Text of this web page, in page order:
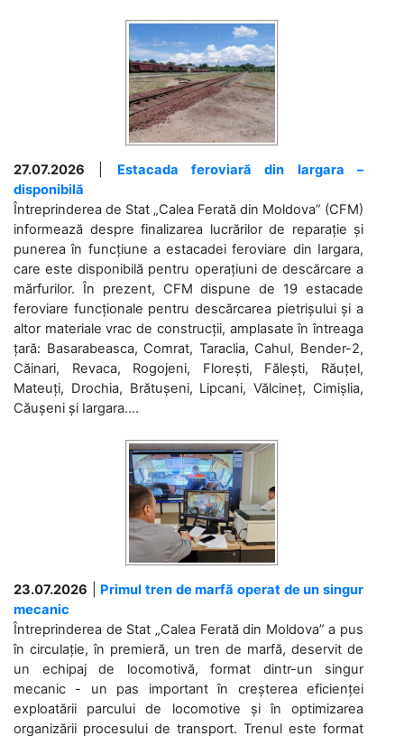
27.07.2026
Estacada feroviară din Iargara –
disponibilă
Întreprinderea de Stat „Calea Ferată din Moldova” (CFM)
informează despre finalizarea lucrărilor de reparație și
punerea în funcțiune a estacadei feroviare din Iargara,
care este disponibilă pentru operațiuni de descărcare a
mărfurilor. În prezent, CFM dispune de 19 estacade
feroviare funcționale pentru descărcarea pietrișului și a
altor materiale vrac de construcții, amplasate în întreaga
țară: Basarabeasca, Comrat, Taraclia, Cahul, Bender-2,
Căinari, Revaca, Rogojeni, Florești, Fălești, Răuțel,
Mateuți, Drochia, Brătușeni, Lipcani, Vălcineț, Cimișlia,
Căușeni și Iargara....
23.07.2026
Primul tren de marfă operat de un singur
mecanic
Întreprinderea de Stat „Calea Ferată din Moldova” a pus
în circulație, în premieră, un tren de marfă, deservit de
un echipaj de locomotivă, format dintr-un singur
mecanic - un pas important în creșterea eficienței
exploatării parcului de locomotive și în optimizarea
organizării procesului de transport. Trenul este format